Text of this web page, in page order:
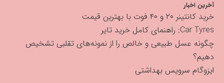
آخرین اخبار
خرید کانتینر ۲۰ و ۴۰ فوت با بهترین قیمت
Car Tyres: راهنمای کامل خرید تایر
چگونه عسل طبیعی و خالص را از نمونه‌های تقلبی تشخیص
دهیم؟
ایزوگام سرویس بهداشتی